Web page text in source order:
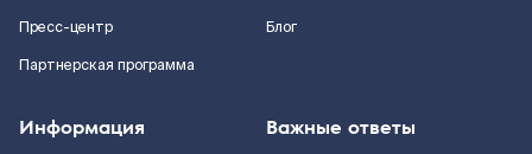
Пресс-центр
Партнерская программа
Блог
Информация Важные ответы